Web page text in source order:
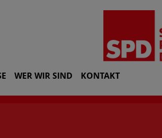
WER WIR SIND KONTAKT